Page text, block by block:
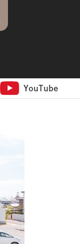
YouTube